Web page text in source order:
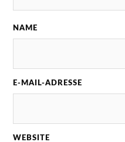
NAME
E-MAIL-ADRESSE
WEBSITE